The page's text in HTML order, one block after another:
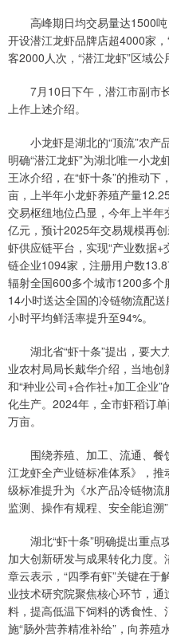
高峰期日均交易量达1500吨
开设潜江龙虾品牌店超4000家
客2000人次，“潜江龙虾”区域
7月10日下午，潜江市副市
上作上述介绍。
小龙虾是湖北的“顶流”农产品
明确“潜江龙虾”为湖北唯一小龙
王冰介绍，在“虾十条”的推动
亩，上半年小龙虾养殖产量
交易枢纽地位凸显，今年上半
亿元，预计2025年交易规模再
虾供应链平台，实现“产业数据
链企业1094家，注册用户数
辐射全国600多个城市1200多个
14小时送达全国的冷链物流配
小时平均鲜活率提升至94%。
湖北省“虾十条”提出，要大
业农村局局长戴华介绍，当地创
和“种业公司+合作社+加工企业
化生产。2024年，全市虾稻订
万亩。
围绕养殖、加工、流通、餐
江龙虾全产业链标准体系》，
级标准提升为《水产品冷链物
监测、操作有规程、安全能追溯”
湖北“虾十条”明确提出重点攻
加大创新研发与成果转化力度
章云表示，“四季有虾”关键在
业技术研究院聚焦核心环节，
料，提高低温下饲料的诱食性
施“肠外营养精准补给”，向养